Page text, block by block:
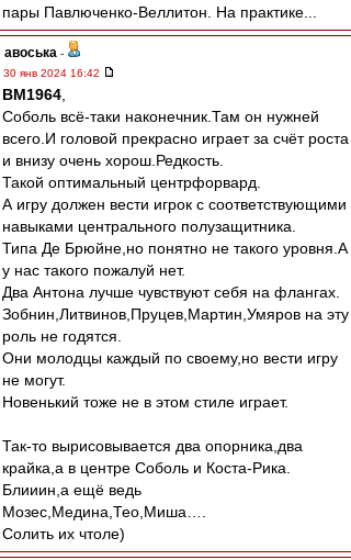
пары Павлюченко-Веллитон. На практике...
авоська -
30 янв 2024 16:42
BM1964
Соболь всё-таки наконечник.Там он нужней
всего.И головой прекрасно играет за счёт роста
и внизу очень хорош.Редкость.
Такой оптимальный центрфорвард.
А игру должен вести игрок с соответствующими
навыками центрального полузащитника.
Типа Де Брюйне,но понятно не такого уровня.А
у нас такого пожалуй нет.
Два Антона лучше чувствуют себя на флангах.
Зобнин,Литвинов,Пруцев,Мартин,Умяров на эту
роль не годятся.
Они молодцы каждый по своему,но вести игру
не могут.
Новенький тоже не в этом стиле играет.
Так-то вырисовывается два опорника,два
крайка,а в центре Соболь и Коста-Рика.
Блииин,а ещё ведь
Мозес,Медина,Тео,Миша….
Солить их чтоле)